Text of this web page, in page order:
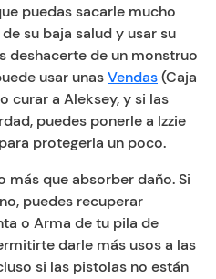
puedas sacarle mucho
su baja salud y usar su
deshacerte de un monstruo
usar unasVendas(Caja
curar a Aleksey, y si las
puedes ponerle a Izzie
protegerla un poco.
más que absorber daño. Si
puedes recuperar
o Arma de tu pila de
darle más usos a las
si las pistolas no están